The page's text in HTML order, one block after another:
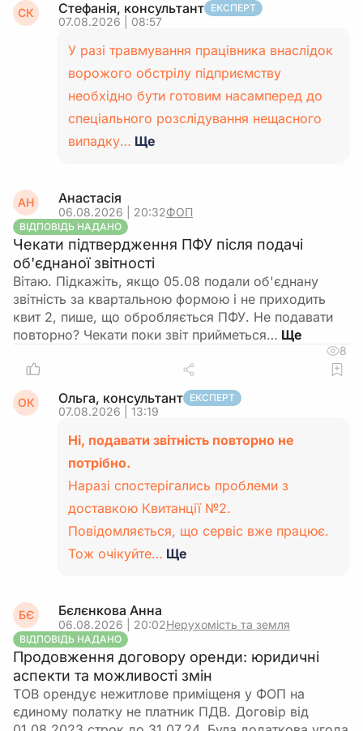
СК Стефанія, консультант ЕКСПЕРТ
07.08.2026 | 08:57
У разі травмування працівника внаслідок
ворожого обстрілу підприємству
необхідно бути готовим насамперед до
спеціального розслідування нещасного
випадку… Ще
АН Анастасія
06.08.2026 | 20:32ФОП
ВІДПОВІДЬ НАДАНО
Чекати підтвердження ПФУ після подачі
об'єднаної звітності
Вітаю. Підкажіть, якщо 05.08 подали об'єднану
звітність за квартальною формою і не приходить
квит 2, пише, що обробляється ПФУ. Не подавати
повторно? Чекати поки звіт прийметься…
8
ОК Ольга, консультант ЕКСПЕРТ
07.08.2026 | 13:19
Ні, подавати звітність повторно не
потрібно.
Наразі спостерігались проблеми з
доставкою Квитанції №2.
Повідомляється, що сервіс вже працює.
Тож очікуйте… Ще
БЄ Бєлєнкова Анна
06.08.2026 | 20:02Нерухомість та земля
ВІДПОВІДЬ НАДАНО
Продовження договору оренди: юридичні
аспекти та можливості змін
ТОВ орендує нежитлове приміщеня у ФОП на
єдиному полатку не платник ПДВ. Договір від